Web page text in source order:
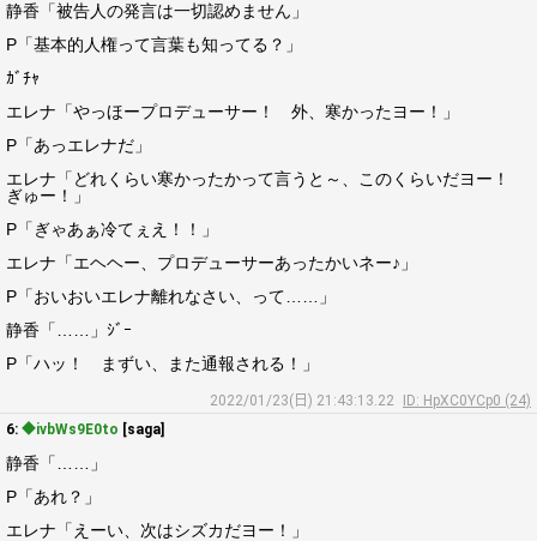
静香「被告人の発言は一切認めません」
P「基本的人権って言葉も知ってる？」
ｶﾞﾁｬ
エレナ「やっほープロデューサー！ 外、寒かったヨー！」
P「あっエレナだ」
エレナ「どれくらい寒かったかって言うと～、このくらいだヨー！
ぎゅー！」
P「ぎゃあぁ冷てぇえ！！」
エレナ「エヘヘー、プロデューサーあったかいネー♪」
P「おいおいエレナ離れなさい、って……」
静香「……」ｼﾞｰ
P「ハッ！ まずい、また通報される！」
2022/01/23(日) 21:43:13.22
ID: HpXC0YCp0 (24)
6: ◆ivbWs9E0to [saga]
静香「……」
P「あれ？」
エレナ「えーい、次はシズカだヨー！」